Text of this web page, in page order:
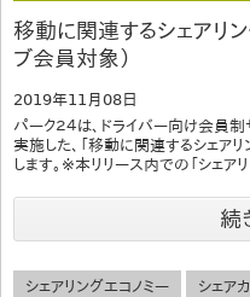
移動に関連するシェアリ
ブ会員対象）
2019年11月08日
パーク２４は、ドライバー向け会員
実施した、「移動に関連するシェア
します。※本リリース内での「シェア
続
シェアリングエコノミー シェア